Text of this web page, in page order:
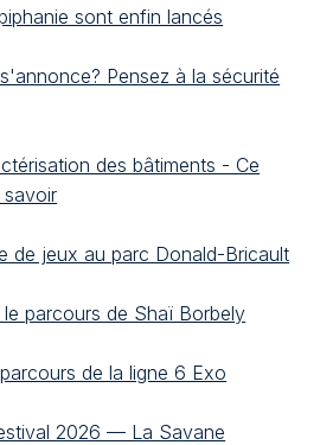
sont enfin lancés
Pensez à la sécurité
des bâtiments - Ce
de jeux au parc Donald-Bricault
le parcours de Shaï Borbely
de la ligne 6 Exo
2026 — La Savane